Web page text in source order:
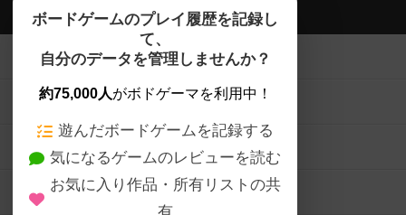
ボードゲームのプレイ履歴を記録し
て、
自分のデータを管理しませんか？
約75,000人がボドゲーマを利用中！
遊んだボードゲームを記録する
気になるゲームのレビューを読む
お気に入り作品・所有リストの共
ボドゲーマTOP
ボードゲームを検索する
ボードゲームの新着レビュー
ボードゲーム会情報
メカニクス特集